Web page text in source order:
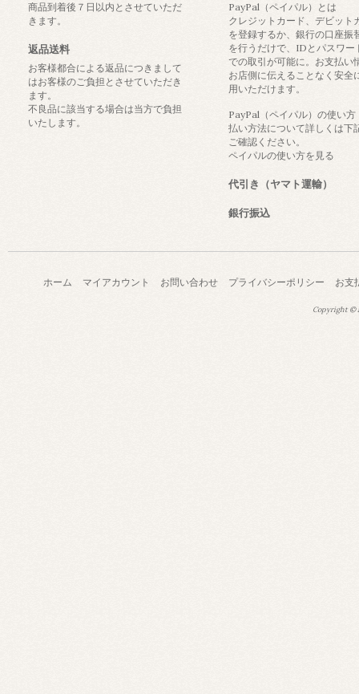
商品到着後７日以内とさせていただ
きます。
返品送料
お客様都合による返品につきまして
はお客様のご負担とさせていただき
ます。
不良品に該当する場合は当方で負担
いたします。
PayPal（ペイパル）とは
クレジットカード、デビット
を登録するか、銀行の口座振
を行うだけで、IDとパスワー
での取引が可能に。お支払い
お店側に伝えることなく安全
用いただけます。
PayPal（ペイパル）の使い方
払い方法について詳しくは下
ご確認ください。
ペイパルの使い方を見る
代引き（ヤマト運輸）
銀行振込
ホーム マイアカウント お問い合わせ プライバシーポリシー お支
Copyright ©